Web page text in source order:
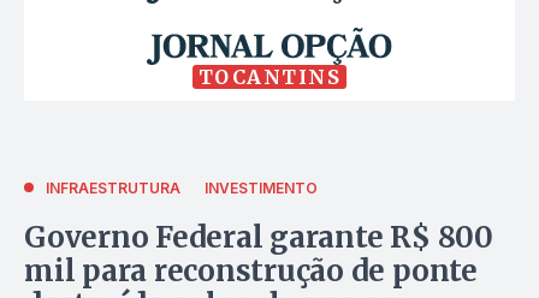
TOCANTINS
INFRAESTRUTURA INVESTIMENTO
Governo Federal garante R$ 800
mil para reconstrução de ponte